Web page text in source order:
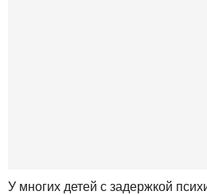
У многих детей с задержкой